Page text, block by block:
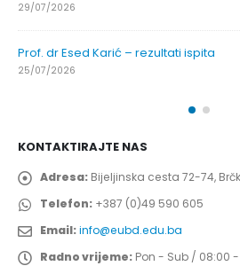
29/07/2026
Prof. dr Esed Karić – rezultati ispita
25/07/2026
KONTAKTIRAJTE NAS
Adresa: Bijeljinska cesta 72-74,
Telefon: +387 (0)49 590 605
Email:info@eubd.edu.ba
Radno vrijeme: Pon - Sub / 08:00 -